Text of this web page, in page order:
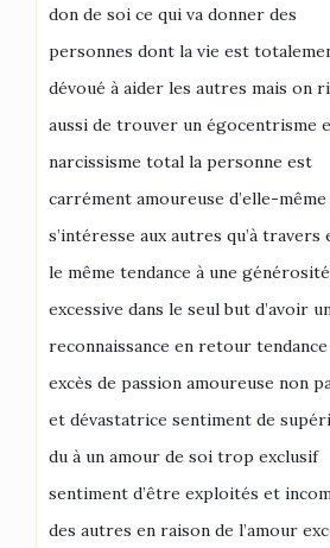
don de soi ce qui va donner des
personnes dont la vie est
dévoué à aider les autres mais on
aussi de trouver un égocentrisme
narcissisme total la personne est
carrément amoureuse d’elle-
s’intéresse aux autres qu’à travers
le même tendance à une générosité
excessive dans le seul but d’avoir
reconnaissance en retour tendance
excès de passion amoureuse non
et dévastatrice sentiment de
du à un amour de soi trop exclusif
sentiment d’être exploités et
des autres en raison de l’amour